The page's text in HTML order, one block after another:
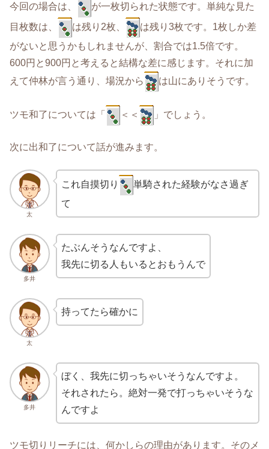
今回の場合は、
が一枚切られた状態です。単純な見た
目枚数は、
は残り2枚、
は残り3枚です。1枚しか差
がないと思うかもしれませんが、割合では1.5倍です。
600円と900円と考えると結構な差に感じます。それに加
えて仲林が言う通り、場況から
は山にありそうです。
ツモ和了については「 ＜＜ 」でしょう。
次に出和了について話が進みます。
太
これ自摸切り
単騎された経験がなさ過ぎ
て
多井
たぶんそうなんですよ、
我先に切る人もいるとおもうんで
太
持ってたら確かに
多井
ぼく、我先に切っちゃいそうなんですよ。
それされたら。絶対一発で打っちゃいそうな
んですよ
ツモ切りリーチには、何かしらの理由があります。そのメ